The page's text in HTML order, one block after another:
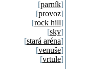
[parník]
[provoz]
[rock hill]
[sky]
[stará aréna]
[venuše]
[vrtule]